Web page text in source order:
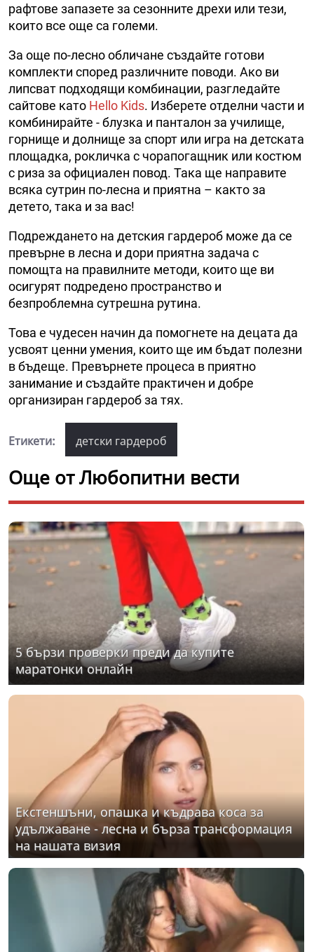
рафтове запазете за сезонните дрехи или тези,
които все още са големи.
За още по-лесно обличане създайте готови
комплекти според различните поводи. Ако ви
липсват подходящи комбинации, разгледайте
сайтове като Hello Kids. Изберете отделни части и
комбинирайте - блузка и панталон за училище,
горнище и долнище за спорт или игра на детската
площадка, рокличка с чорапогащник или костюм
с риза за официален повод. Така ще направите
всяка сутрин по-лесна и приятна – както за
детето, така и за вас!
Подреждането на детския гардероб може да се
превърне в лесна и дори приятна задача с
помощта на правилните методи, които ще ви
осигурят подредено пространство и
безпроблемна сутрешна рутина.
Това е чудесен начин да помогнете на децата да
усвоят ценни умения, които ще им бъдат полезни
в бъдеще. Превърнете процеса в приятно
занимание и създайте практичен и добре
организиран гардероб за тях.
Етикети: детски гардероб
Още от Любопитни вести
5 бързи проверки преди да купите
маратонки онлайн
Екстеншъни, опашка и къдрава коса за
удължаване - лесна и бърза трансформация
на нашата визия